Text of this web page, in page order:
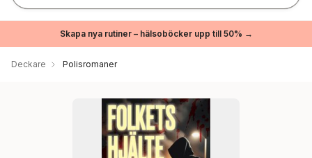
Skapa nya rutiner – hälsoböcker upp till 50% →
Deckare Polisromaner